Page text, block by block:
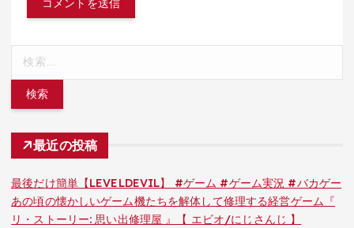
最近の投稿
最後だけ簡単【LEVELDEVIL】 #ゲーム #ゲーム実況 #バカゲー
あの頃の懐かしいゲーム機たちを解体して修理する経営ゲーム『
リ・ストーリー: 思い出修理屋 』【 エビオ/にじさんじ 】